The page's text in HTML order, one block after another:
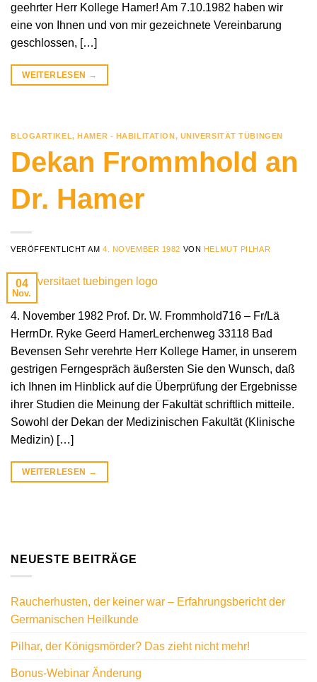
geehrter Herr Kollege Hamer! Am 7.10.1982 haben wir
eine von Ihnen und von mir gezeichnete Vereinbarung
geschlossen, […]
WEITERLESEN →
BLOGARTIKEL,HAMER - HABILITATION, UNIVERSITÄT TÜBINGEN
Dekan Frommhold an
Dr. Hamer
VERÖFFENTLICHT AM4. NOVEMBER 1982 VON HELMUT PILHAR
04
Nov.
4. November 1982 Prof. Dr. W. Frommhold716 – Fr/Lä
HerrnDr. Ryke Geerd HamerLerchenweg 33118 Bad
Bevensen Sehr verehrte Herr Kollege Hamer, in unserem
gestrigen Ferngespräch äußersten Sie den Wunsch, daß
ich Ihnen im Hinblick auf die Überprüfung der Ergebnisse
ihrer Studien die Meinung der Fakultät schriftlich mitteile.
Sowohl der Dekan der Medizinischen Fakultät (Klinische
Medizin) […]
WEITERLESEN →
NEUESTE BEITRÄGE
Raucherhusten, der keiner war – Erfahrungsbericht der
Germanischen Heilkunde
Pilhar, der Königsmörder? Das zieht nicht mehr!
Bonus-Webinar Änderung